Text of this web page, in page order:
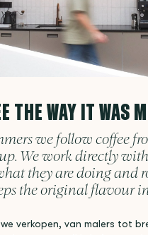
THE WAY IT WAS
we follow coffee
We work directly
they are doing and
the original flavour
verkopen, van malers tot